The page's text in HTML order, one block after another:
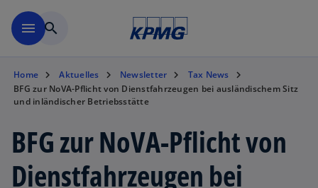
menu search
Home Aktuelles Newsletter
Tax News
BFG zur NoVA-Pflicht von Dienstfahrzeugen bei ausländischem Sitz
und inländischer Betriebsstätte
BFG zur NoVA-Pflicht von
Dienstfahrzeugen bei